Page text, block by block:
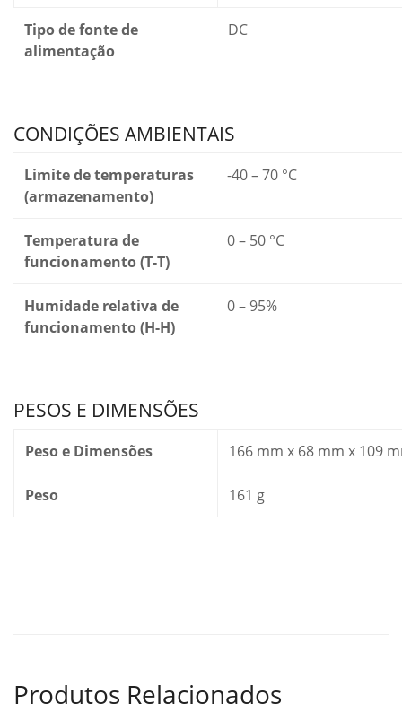
Tipo de fonte de
alimentação
DC
CONDIÇÕES AMBIENTAIS
Limite de temperaturas
(armazenamento)
-40 – 70 °C
Temperatura de
funcionamento (T-T)
0 – 50 °C
Humidade relativa de
funcionamento (H-H)
0 – 95%
PESOS E DIMENSÕES
Peso e Dimensões 166 mm x 68 mm x 109
Peso 161 g
Produtos Relacionados